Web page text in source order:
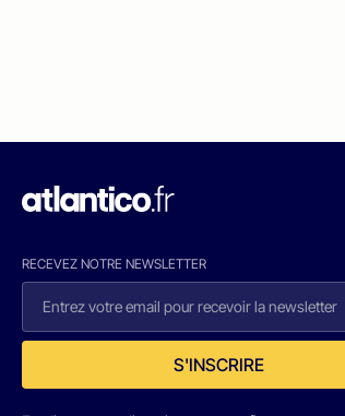
RECEVEZ NOTRE NEWSLETTER
S'INSCRIRE